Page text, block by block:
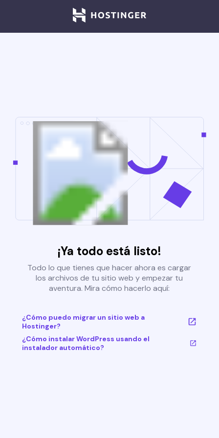
¡Ya todo está listo!
Todo lo que tienes que hacer ahora es cargar
los archivos de tu sitio web y empezar tu
aventura. Mira cómo hacerlo aquí:
¿Cómo puedo migrar un sitio web a
Hostinger?
¿Cómo instalar WordPress usando el
instalador automático?